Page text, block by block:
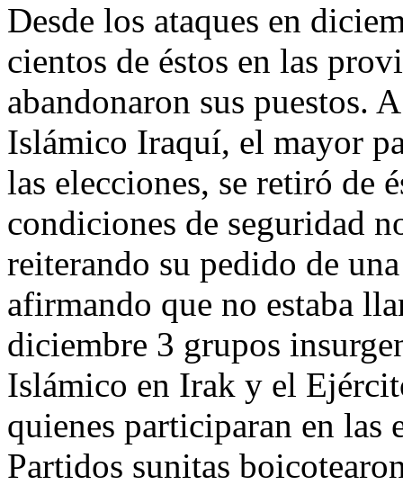
Desde los ataques en
cientos de éstos en las
abandonaron sus puestos.
Islámico Iraquí, el mayor
las elecciones, se retiró de
condiciones de seguridad
reiterando su pedido de
afirmando que no estaba
diciembre 3 grupos
Islámico en Irak y el
quienes participaran en las
Partidos sunitas